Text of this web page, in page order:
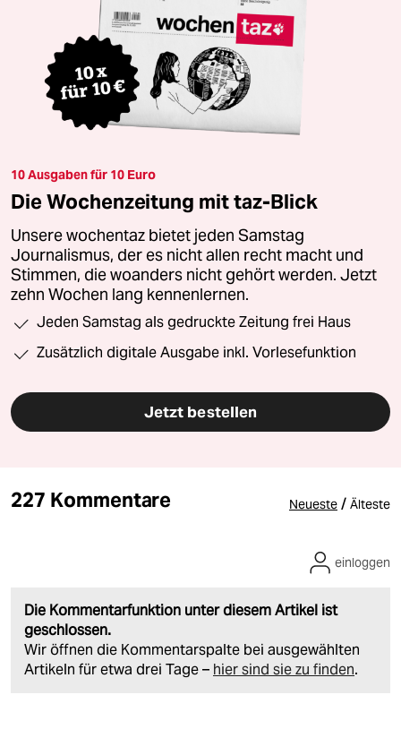
10 Ausgaben für 10 Euro
Die Wochenzeitung mit taz-Blick
Unsere wochentaz bietet jeden Samstag
Journalismus, der es nicht allen recht macht und
Stimmen, die woanders nicht gehört werden. Jetzt
zehn Wochen lang kennenlernen.
Jeden Samstag als gedruckte Zeitung frei Haus
Zusätzlich digitale Ausgabe inkl. Vorlesefunktion
Jetzt bestellen
227 Kommentare Neueste / Älteste
Die Kommentarfunktion unter diesem Artikel ist
geschlossen.
Wir öffnen die Kommentarspalte bei ausgewählten
Artikeln für etwa drei Tage – hier sind sie zu finden.
einloggen